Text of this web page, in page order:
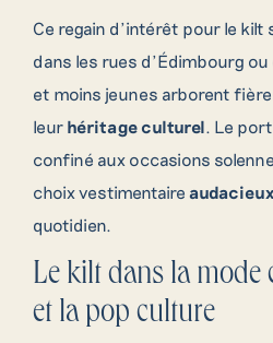
Ce regain d’intérêt pour le kilt
dans les rues d’Édimbourg
et moins jeunes arborent
leur héritage culturel . Le
confiné aux occasions
choix vestimentaire
quotidien.
Le kilt dans la mode
et la pop culture